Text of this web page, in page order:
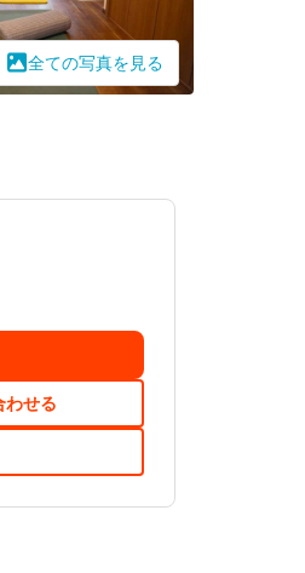
全ての写真を見る
わせる